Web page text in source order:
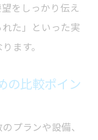
をしっかり伝え
た」といった実
ます。
の比較ポイン
プランや設備、